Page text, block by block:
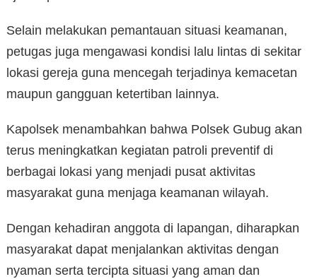
Selain melakukan pemantauan situasi keamanan,
petugas juga mengawasi kondisi lalu lintas di sekitar
lokasi gereja guna mencegah terjadinya kemacetan
maupun gangguan ketertiban lainnya.
Kapolsek menambahkan bahwa Polsek Gubug akan
terus meningkatkan kegiatan patroli preventif di
berbagai lokasi yang menjadi pusat aktivitas
masyarakat guna menjaga keamanan wilayah.
Dengan kehadiran anggota di lapangan, diharapkan
masyarakat dapat menjalankan aktivitas dengan
nyaman serta tercipta situasi yang aman dan